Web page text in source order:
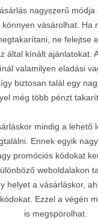
nagyszerű módja
könnyen vásárolhat. Ha
ne felejtse
által kínált ajánlatokat.
valamilyen eladási
biztosan talál egy
még több pénzt
mindig a lehető
Ennek egyik
promóciós kódokat
weboldalakon
helyet a vásárláskor,
Ezzel a végén
is megspórolhat.